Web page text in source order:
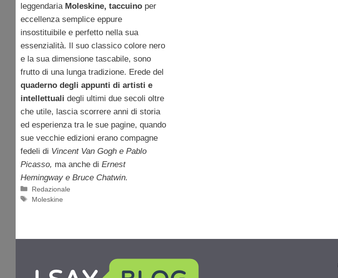
leggendaria Moleskine, taccuino per
eccellenza semplice eppure
insostituibile e perfetto nella sua
essenzialità. Il suo classico colore nero
e la sua dimensione tascabile, sono
frutto di una lunga tradizione. Erede del
quaderno degli appunti di artisti e
intellettuali degli ultimi due secoli oltre
che utile, lascia scorrere anni di storia
ed esperienza tra le sue pagine, quando
sue vecchie edizioni erano compagne
fedeli di Vincent Van Gogh e Pablo
Picasso, ma anche di Ernest
Hemingway e Bruce Chatwin.
Categorie
Redazionale
Tag
Moleskine